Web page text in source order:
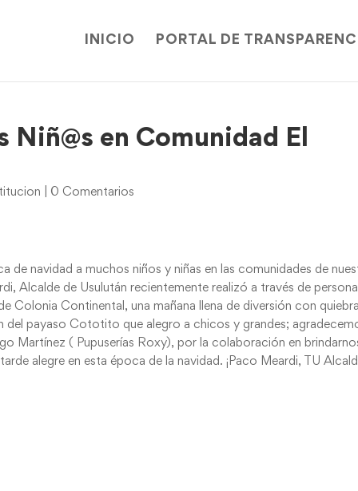
INICIO PORTAL DE
Niñ@s en Comunidad El
0 Comentarios
de navidad a muchos niños y niñas en las comunidades de
Alcalde de Usulután recientemente realizó a través de
Colonia Continental, una mañana llena de diversión con
del payaso Cototito que alegro a chicos y grandes;
Martínez ( Pupuserías Roxy), por la colaboración en
alegre en esta época de la navidad. ¡Paco Meardi, TU